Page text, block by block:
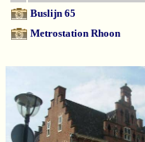
Buslijn 65
Metrostation Rhoon